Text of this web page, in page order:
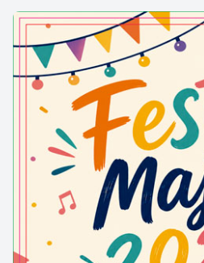
de l0edifici amb el sentit
Can Bou, popularment
Pedra, és un edifici de
tres pisos d'alçada, amb
quatre aigües,
bastit el
l’arquitecte municipal
primer pis del cos central
de pedra amb dues
laterals. Per sobre, al pis
finestres ovalades